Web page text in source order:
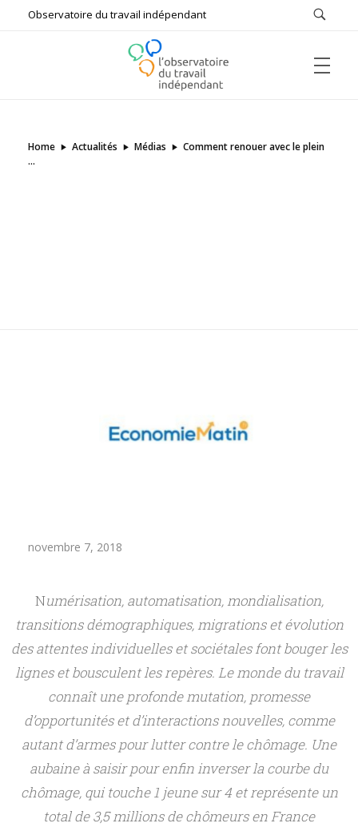
Observatoire du travail indépendant
La formation des indépendants
Le travail indépendant en France
Le travail indépendant à l’étranger
Home Actualités Médias
Comment renouer avec le plein
...
C
o
m
m
e
n
t
novembre 7, 2018
Numérisation, automatisation, mondialisation,
transitions démographiques, migrations et évolution
des attentes individuelles et sociétales font bouger les
lignes et bousculent les repères. Le monde du travail
connaît une profonde mutation, promesse
d’opportunités et d’interactions nouvelles, comme
autant d’armes pour lutter contre le chômage. Une
aubaine à saisir pour enfin inverser la courbe du
chômage, qui touche 1 jeune sur 4 et représente un
total de 3,5 millions de chômeurs en France